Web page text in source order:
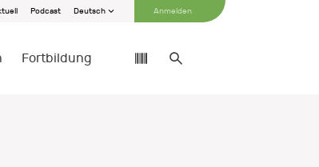
Podcast Deutsch Anmelden
Fortbildung